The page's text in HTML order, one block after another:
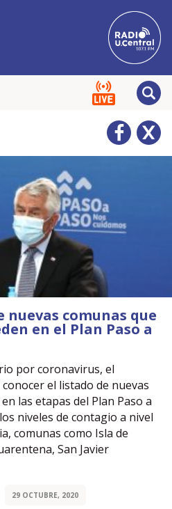
comunas que
en el Plan Paso a
por coronavirus, el
el listado de nuevas
las etapas del Plan Paso a
niveles de contagio a nivel
comunas como Isla de
San Javier
29 OCTUBRE, 2020